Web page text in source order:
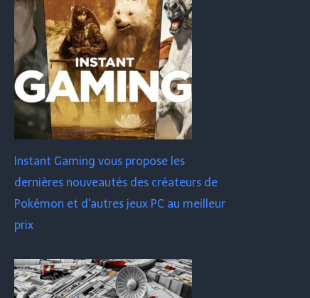
Instant Gaming vous propose les
dernières nouveautés des créateurs de
Pokémon et d'autres jeux PC au meilleur
prix